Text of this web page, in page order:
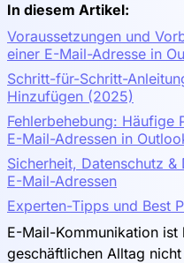
In diesem Artikel:
Voraussetzungen und
einer E-Mail-Adresse in
Schritt-für-Schritt-
Hinzufügen (2025)
Fehlerbehebung: Häufige
E-Mail-Adressen in
Sicherheit, Datenschutz
E-Mail-Adressen
Experten-Tipps und Best
E-Mail-Kommunikation ist
geschäftlichen Alltag